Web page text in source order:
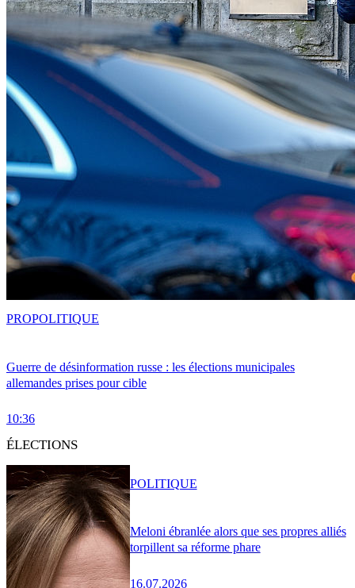
Guerre de désinformation russe : les élections municipales
allemandes prises pour cible
10:36
PROPOLITIQUE
ÉLECTIONS
Meloni ébranlée alors que ses propres alliés
torpillent sa réforme phare
16.07.2026
POLITIQUE